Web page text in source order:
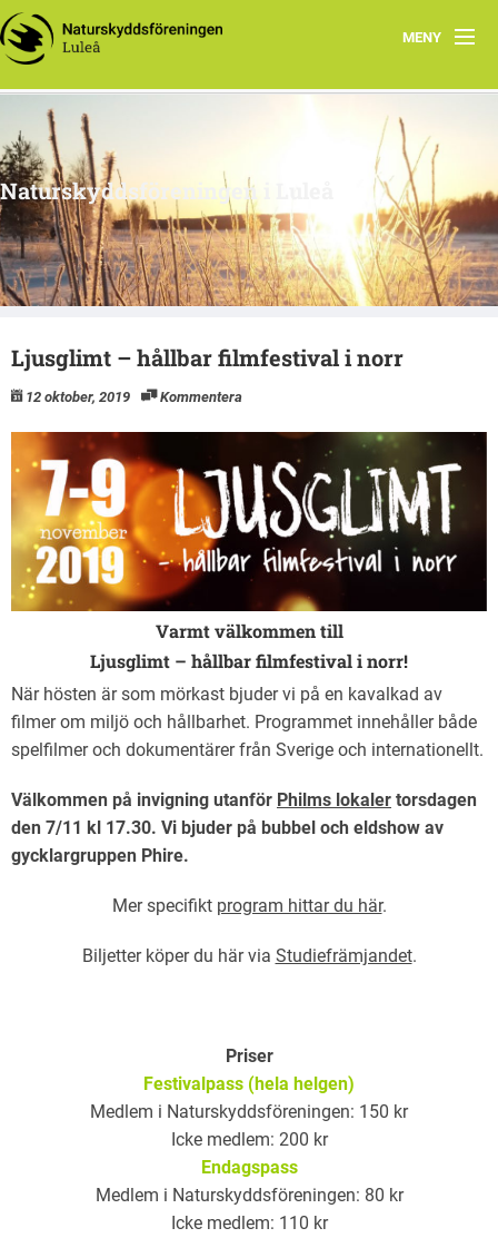
MENY
Hem
Om oss
Engagera dig
Intressegrupper
Klimatsmart i Luleå
Naturskyddsföreningen i Luleå
Ljusglimt – hållbar filmfestival i norr
12 oktober, 2019 Kommentera
Varmt välkommen till
Ljusglimt – hållbar filmfestival i norr!
När hösten är som mörkast bjuder vi på en kavalkad av
filmer om miljö och hållbarhet. Programmet innehåller både
spelfilmer och dokumentärer från Sverige och internationellt.
Välkommen på invigning utanför Philms lokaler torsdagen
den 7/11 kl 17.30. Vi bjuder på bubbel och eldshow av
gycklargruppen Phire.
Mer specifikt program hittar du här.
Biljetter köper du här via Studiefrämjandet.
Priser
Festivalpass (hela helgen)
Medlem i Naturskyddsföreningen: 150 kr
Icke medlem: 200 kr
Endagspass
Medlem i Naturskyddsföreningen: 80 kr
Icke medlem: 110 kr